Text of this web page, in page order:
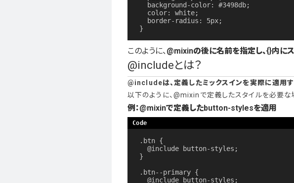
}
このように、@mixinの後に名前を指定し、{}内に
@includeとは？
@includeは、定義したミックスインを実際に適用
以下のように、@mixinで定義したスタイルを必要な
例：@mixinで定義したbutton-stylesを適用
.btn {
}
.btn--primary {